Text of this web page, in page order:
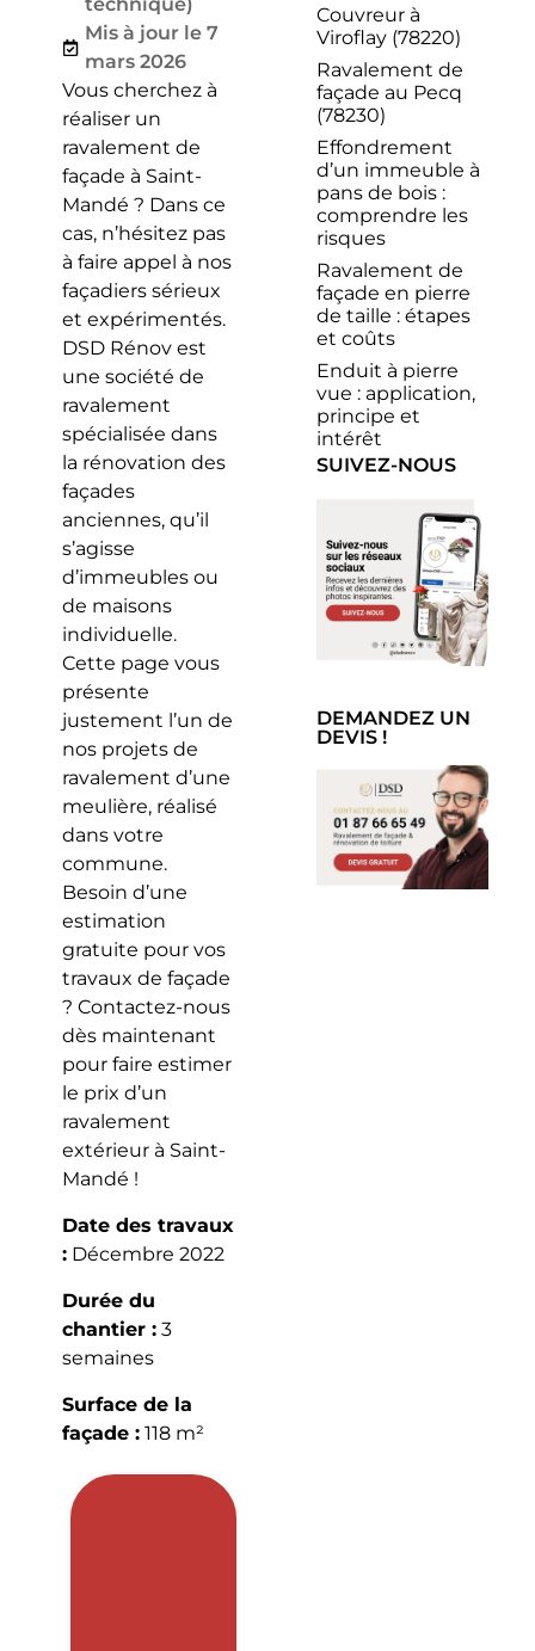
Mis à jour le 7
mars 2026
Vous cherchez à
réaliser un
ravalement de
façade à Saint-
Mandé ? Dans ce
cas, n’hésitez pas
à faire appel à nos
façadiers sérieux
et expérimentés.
DSD Rénov est
une société de
ravalement
spécialisée dans
la rénovation des
façades
anciennes, qu’il
s’agisse
d’immeubles ou
de maisons
individuelle.
Cette page vous
présente
justement l’un de
nos projets de
ravalement d’une
meulière, réalisé
dans votre
commune.
Besoin d’une
estimation
gratuite pour vos
travaux de façade
? Contactez-nous
dès maintenant
pour faire estimer
le prix d’un
ravalement
extérieur à Saint-
Mandé !
Date des travaux
:Décembre 2022
Durée du
chantier :3
semaines
Surface de la
façade :118 m²
Couvreur à
Viroflay (78220)
Ravalement de
façade au Pecq
(78230)
Effondrement
d’un immeuble à
pans de bois :
comprendre les
risques
Ravalement de
façade en pierre
de taille : étapes
et coûts
Enduit à pierre
vue : application,
principe et
intérêt
SUIVEZ-NOUS
DEMANDEZ UN
DEVIS !